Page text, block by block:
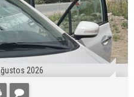
2026